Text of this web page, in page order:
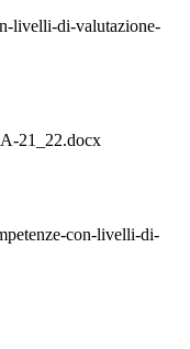
livelli-di-valutazione-
21_22.docx
con-livelli-di-